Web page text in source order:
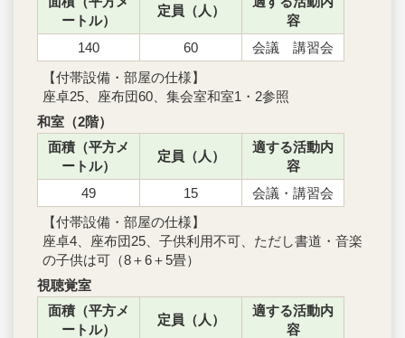
ートル）
定員（人）
容
140
60
会議 講習会
【付帯設備・部屋の仕様】
座卓25、座布団60、集会室和室1・2参照
和室（2階）
面積（平方メ
ートル）
定員（人）
適する活動内
容
49
15
会議・講習会
【付帯設備・部屋の仕様】
座卓4、座布団25、子供利用不可、ただし書道・音楽
の子供は可（8＋6＋5畳）
視聴覚室
面積（平方メ
ートル）
定員（人）
適する活動内
容